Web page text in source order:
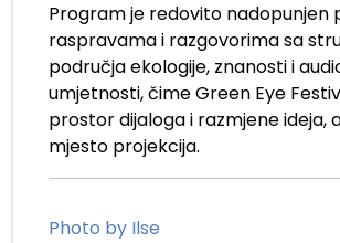
Program je redovito nadopunjen
raspravama i razgovorima sa
područja ekologije, znanosti i
umjetnosti, čime Green Eye
prostor dijaloga i razmjene ideja,
mjesto projekcija.
Photo by Ilse